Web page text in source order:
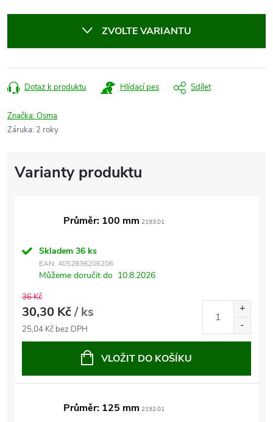
ZVOLTE VARIANTU
Dotaz k produktu Hlídací pes Sdílet
Značka:Osma
Záruka: 2 roky
Průměr: 100 mm 2193.01
Skladem 36 ks
EAN: 4052836206206
Můžeme doručit do 10.8.2026
36 Kč
30,30 Kč/ ks
25,04 Kč bez DPH
VLOŽIT DO KOŠÍKU
Průměr: 125 mm 2192.01